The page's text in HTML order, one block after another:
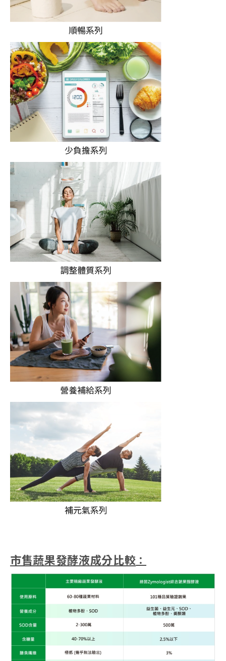
市售蔬果發酵液成分比較 ：